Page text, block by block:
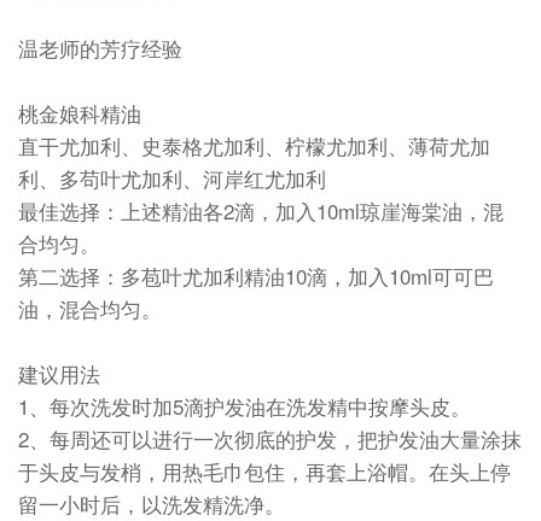
温老师的芳疗经验
桃金娘科精油
直干尤加利、史泰格尤加利、柠檬尤加利、薄荷尤加
利、多苟叶尤加利、河岸红尤加利
最佳选择：上述精油各2滴，加入10ml琼崖海棠油，混
合均匀。
第二选择：多苞叶尤加利精油10滴，加入10ml可可巴
油，混合均匀。
建议用法
1、每次洗发时加5滴护发油在洗发精中按摩头皮。
2、每周还可以进行一次彻底的护发，把护发油大量涂抹
于头皮与发梢，用热毛巾包住，再套上浴帽。在头上停
留一小时后，以洗发精洗净。